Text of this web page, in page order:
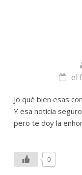
el
Jo qué bien esas
Y esa noticia
pero te doy la
0